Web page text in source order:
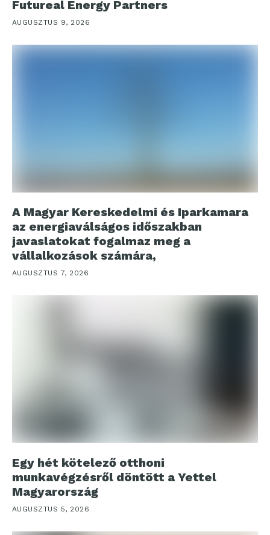
Futureal Energy Partners
AUGUSZTUS 9, 2026
A Magyar Kereskedelmi és Iparkamara
az energiaválságos időszakban
javaslatokat fogalmaz meg a
vállalkozások számára,
AUGUSZTUS 7, 2026
Egy hét kötelező otthoni
munkavégzésről döntött a Yettel
Magyarország
AUGUSZTUS 5, 2026